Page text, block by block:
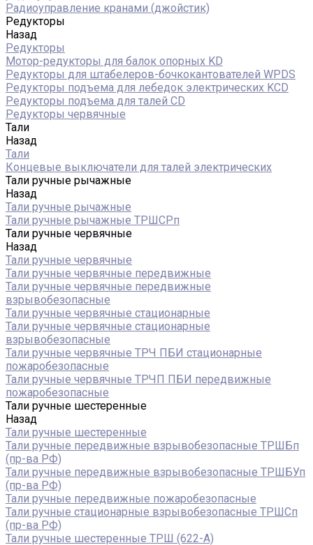
Радиоуправление кранами (джойстик)
Редукторы
Назад
Редукторы
Мотор-редукторы для балок опорных KD
Редукторы для штабелеров-бочкокантователей WPDS
Редукторы подъема для лебедок электрических KCD
Редукторы подъема для талей CD
Редукторы червячные
Тали
Назад
Тали
Концевые выключатели для талей электрических
Тали ручные рычажные
Назад
Тали ручные рычажные
Тали ручные рычажные ТРШСРп
Тали ручные червячные
Назад
Тали ручные червячные
Тали ручные червячные передвижные
Тали ручные червячные передвижные
взрывобезопасные
Тали ручные червячные стационарные
Тали ручные червячные стационарные
взрывобезопасные
Тали ручные червячные ТРЧ ПБИ стационарные
пожаробезопасные
Тали ручные червячные ТРЧП ПБИ передвижные
пожаробезопасные
Тали ручные шестеренные
Назад
Тали ручные шестеренные
Тали ручные передвижные взрывобезопасные ТРШБп
(пр-ва РФ)
Тали ручные передвижные взрывобезопасные ТРШБУп
(пр-ва РФ)
Тали ручные передвижные пожаробезопасные
Тали ручные стационарные взрывобезопасные ТРШСп
(пр-ва РФ)
Тали ручные шестеренные ТРШ (622-A)